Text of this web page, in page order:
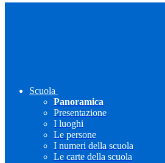
Scuola
Panoramica
Presentazione
I luoghi
Le persone
I numeri della scuola
Le carte della scuola